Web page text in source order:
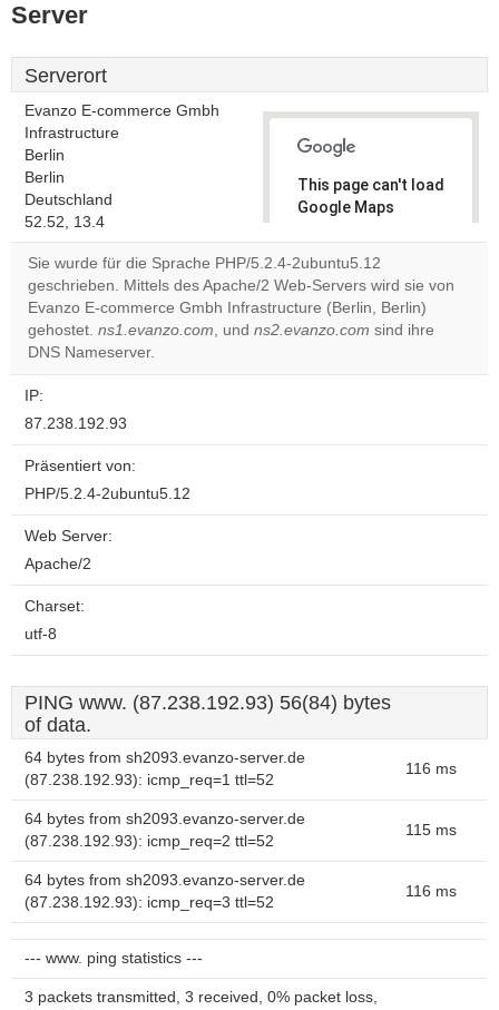
Server
Serverort
Evanzo E-commerce Gmbh
Infrastructure
Berlin
Berlin
Deutschland
52.52, 13.4
This page can't load
Google Maps
Do you
website?
OK
Sie wurde für die Sprache PHP/5.2.4-2ubuntu5.12
geschrieben. Mittels des Apache/2 Web-Servers wird sie von
Evanzo E-commerce Gmbh Infrastructure (Berlin, Berlin)
gehostet. ns1.evanzo.com, und ns2.evanzo.com sind ihre
DNS Nameserver.
IP:
87.238.192.93
Präsentiert von:
PHP/5.2.4-2ubuntu5.12
Web Server:
Apache/2
Charset:
utf-8
PING www. (87.238.192.93) 56(84) bytes
of data.
64 bytes from sh2093.evanzo-server.de
(87.238.192.93): icmp_req=1 ttl=52
116 ms
64 bytes from sh2093.evanzo-server.de
(87.238.192.93): icmp_req=2 ttl=52
115 ms
64 bytes from sh2093.evanzo-server.de
(87.238.192.93): icmp_req=3 ttl=52
116 ms
--- www. ping statistics ---
3 packets transmitted, 3 received, 0% packet loss,